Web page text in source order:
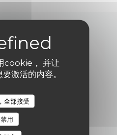
cookie， 并让
激活的内容。
全部接受
禁用